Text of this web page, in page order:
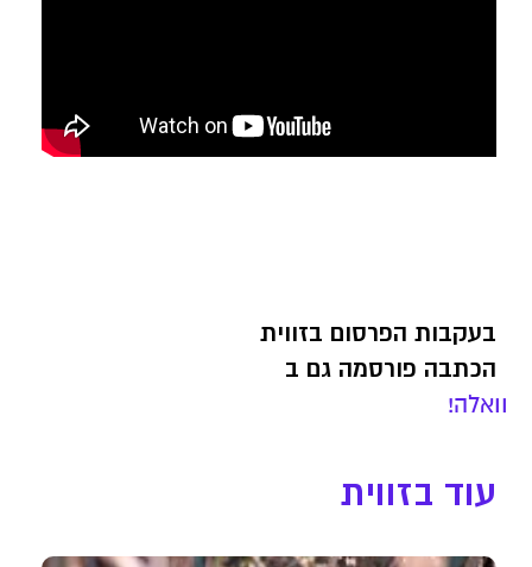
בעקבות הפרסום בזווית
הכתבה פורסמה גם ב
וואלה!
עוד בזווית